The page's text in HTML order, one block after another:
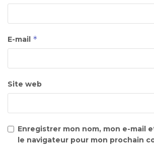
E-mail *
Site web
Enregistrer mon nom, mon e-mail
le navigateur pour mon prochain